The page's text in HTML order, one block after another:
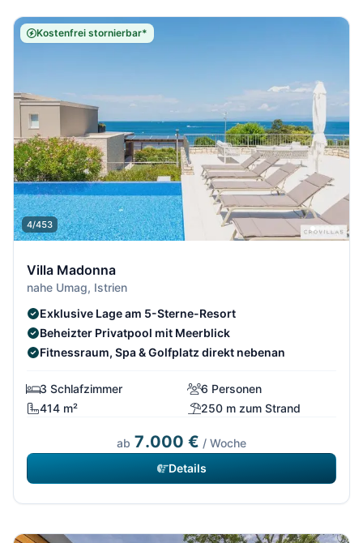
Kostenfrei stornierbar*
4/453
Villa Madonna
nahe Umag, Istrien
Exklusive Lage am 5-Sterne-Resort
Beheizter Privatpool mit Meerblick
Fitnessraum, Spa & Golfplatz direkt nebenan
3 Schlafzimmer
6 Personen
414 m²
250 m zum Strand
ab 7.000 € / Woche
Details